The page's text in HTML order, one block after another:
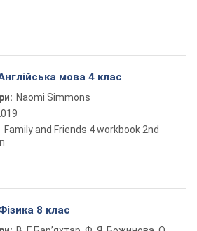
мова 4 клас
Naomi Simmons
Family and Friends 4 workbook 2nd
8 клас